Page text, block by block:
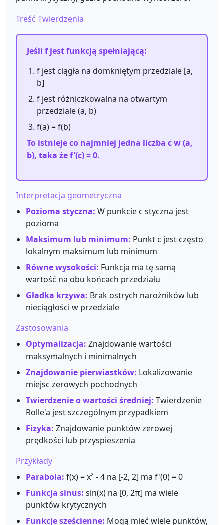
Treść Twierdzenia
Jeśli f jest funkcją spełniającą:
f jest ciągła na domkniętym przedziale [a,
b]
f jest różniczkowalna na otwartym
przedziale (a, b)
f(a) = f(b)
To istnieje co najmniej jedna liczba c w (a,
b), taka że f'(c) = 0.
Interpretacja geometryczna
Pozioma styczna: W punkcie c styczna jest
pozioma
Maksimum lub minimum: Punkt c jest często
lokalnym maksimum lub minimum
Równe wysokości: Funkcja ma tę samą
wartość na obu końcach przedziału
Gładka krzywa: Brak ostrych narożników lub
nieciągłości w przedziale
Zastosowania
Optymalizacja: Znajdowanie wartości
maksymalnych i minimalnych
Znajdowanie pierwiastków: Lokalizowanie
miejsc zerowych pochodnych
Twierdzenie o wartości średniej: Twierdzenie
Rolle'a jest szczególnym przypadkiem
Fizyka: Znajdowanie punktów zerowej
prędkości lub przyspieszenia
Przykłady
Parabola: f(x) = x² - 4 na [-2, 2] ma f'(0) = 0
Funkcja sinus: sin(x) na [0, 2π] ma wiele
punktów krytycznych
Funkcje sześcienne: Mogą mieć wiele punktów,